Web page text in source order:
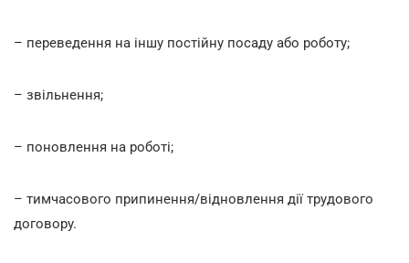
– переведення на іншу постійну посаду або роботу;
– звільнення;
– поновлення на роботі;
– тимчасового припинення/відновлення дії трудового
договору.